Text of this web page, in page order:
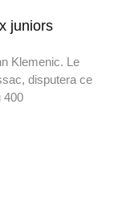
juniors
Klemenic. Le
disputera ce
400